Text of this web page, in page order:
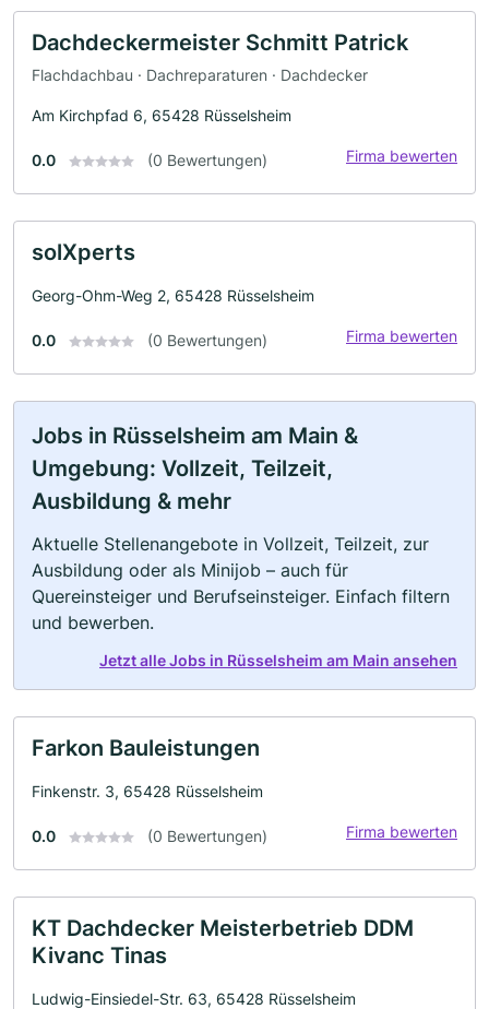
Dachdeckermeister Schmitt Patrick
Flachdachbau · Dachreparaturen · Dachdecker
Am Kirchpfad 6, 65428 Rüsselsheim
0.0 (0 Bewertungen) Firma bewerten
solXperts
Georg-Ohm-Weg 2, 65428 Rüsselsheim
0.0 (0 Bewertungen) Firma bewerten
Jobs in Rüsselsheim am Main &
Umgebung: Vollzeit, Teilzeit,
Ausbildung & mehr
Aktuelle Stellenangebote in Vollzeit, Teilzeit, zur
Ausbildung oder als Minijob – auch für
Quereinsteiger und Berufseinsteiger. Einfach filtern
und bewerben.
Jetzt alle Jobs in Rüsselsheim am Main ansehen
Farkon Bauleistungen
Finkenstr. 3, 65428 Rüsselsheim
0.0 (0 Bewertungen) Firma bewerten
KT Dachdecker Meisterbetrieb DDM
Kivanc Tinas
Ludwig-Einsiedel-Str. 63, 65428 Rüsselsheim